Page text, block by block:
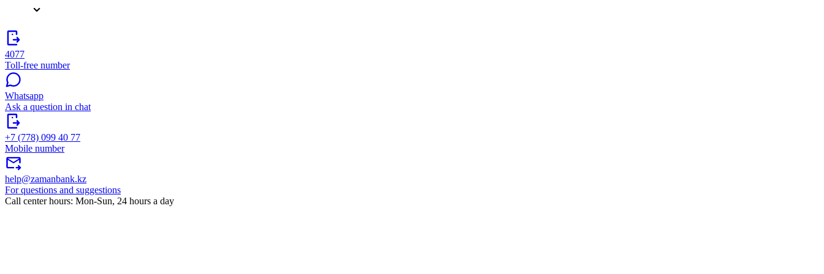
4077
Toll-free number
Whatsapp
Ask a question in chat
+7 (778) 099 40 77
Mobile number
help@zamanbank.kz
For questions and suggestions
Call center hours: Mon-Sun, 24 hours a day